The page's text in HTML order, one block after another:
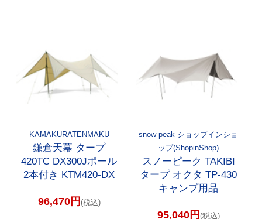
KAMAKURATENMAKU
鎌倉天幕 タープ
420TC DX300Jポール
2本付き KTM420-DX
96,470円 (税込)
snow peak ショップインショ
ップ(ShopinShop)
スノーピーク TAKIBI
タープ オクタ TP-430
キャンプ用品
95,040円 (税込)